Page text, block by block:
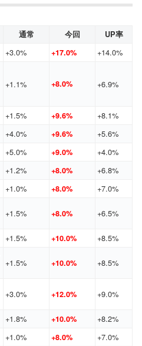
通常 今回 UP率
+3.0% +17.0%
+14.0%
+1.1% +8.0% +6.9%
+1.5% +9.6%
+8.1%
+4.0% +9.6%
+5.6%
+5.0% +9.0%
+4.0%
+1.2% +8.0%
+6.8%
+1.0% +8.0%
+7.0%
+1.5% +8.0% +6.5%
+1.5% +10.0%
+8.5%
+1.5% +10.0% +8.5%
+3.0% +12.0% +9.0%
+1.8% +10.0%
+8.2%
+1.0% +8.0%
+7.0%